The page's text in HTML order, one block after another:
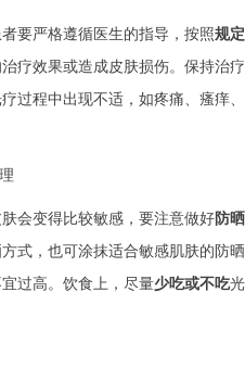
严格遵循医生的指导，按照规
疗效果或造成皮肤损伤。保持治疗
过程中出现不适，如疼痛、瘙痒
变得比较敏感，要注意做好防
式，也可涂抹适合敏感肌肤的防
过高。饮食上，尽量少吃或不吃